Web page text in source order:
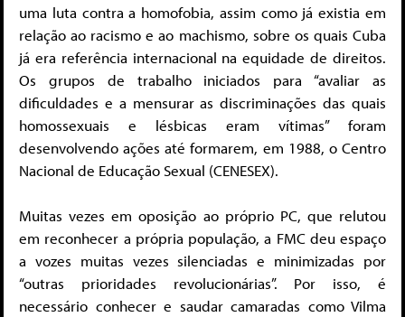
uma luta contra a homofobia, assim como já existia em
relação ao racismo e ao machismo, sobre os quais Cuba
já era referência internacional na equidade de direitos.
Os grupos de trabalho iniciados para “avaliar as
dificuldades e a mensurar as discriminações das quais
homossexuais e lésbicas eram vítimas” foram
desenvolvendo ações até formarem, em 1988, o Centro
Nacional de Educação Sexual (CENESEX).
Muitas vezes em oposição ao próprio PC, que relutou
em reconhecer a própria população, a FMC deu espaço
a vozes muitas vezes silenciadas e minimizadas por
“outras prioridades revolucionárias”. Por isso, é
necessário conhecer e saudar camaradas como Vilma